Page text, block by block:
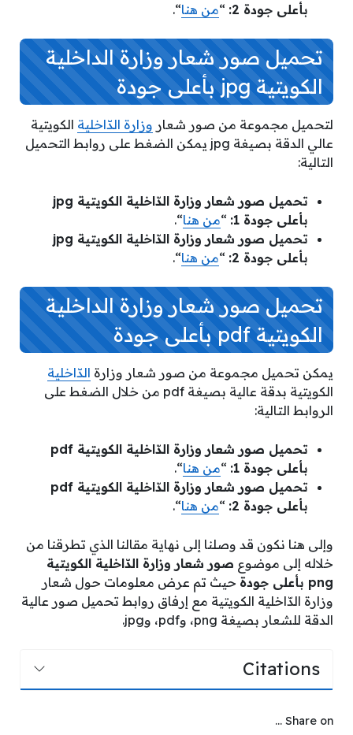
بأعلى جودة 2: “من هنا“.
تحميل صور شعار وزارة الداخلية
الكويتية jpg بأعلى جودة
لتحميل مجموعة من صور شعار وزارة الدّاخلية الكويتية
عالي الدقة بصيغة jpg يمكن الضغط على روابط التحميل
التالية:
تحميل صور شعار وزارة الدّاخلية الكويتية jpg
بأعلى جودة 1:
“من هنا“.
تحميل صور شعار وزارة الدّاخلية الكويتية jpg
بأعلى جودة 2:
“من هنا“.
تحميل صور شعار وزارة الداخلية
الكويتية pdf بأعلى جودة
يمكن تحميل مجموعة من صور شعار وزارة الدّاخلية
الكويتية بدقة عالية بصيغة pdf من خلال الضغط على
الروابط التالية:
تحميل صور شعار وزارة الدّاخلية الكويتية pdf
بأعلى جودة 1:
“من هنا“.
تحميل صور شعار وزارة الدّاخلية الكويتية pdf
بأعلى جودة 2:
“من هنا“.
وإلى هنا نكون قد وصلنا إلى نهاية مقالنا الذي تطرقنا من
خلاله إلى موضوع صور شعار وزارة الدّاخلية الكويتية
png بأعلى جودة
حيث تم عرض معلومات حول شعار
وزارة الدّاخلية الكويتية مع إرفاق روابط تحميل صور عالية
الدقة للشعار بصيغة png، وpdf، وjpg.
Citations
Share on ...